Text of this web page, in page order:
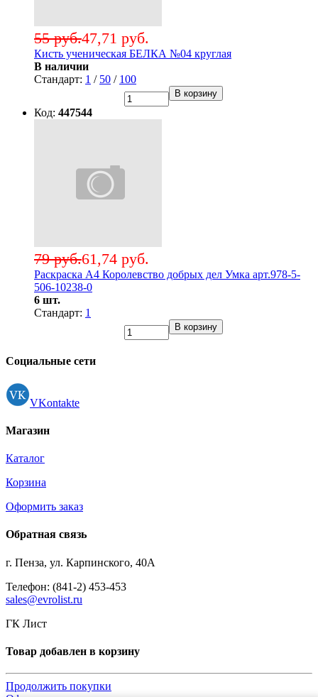
47,71 руб.
55 руб.
Кисть ученическая БЕЛКА №04 круглая
В наличии
Стандарт: 1 / 50 / 100
В корзину
Код: 447544
61,74 руб.
79 руб.
Раскраска А4 Королевство добрых дел Умка арт.978-5-
506-10238-0
6 шт.
Стандарт: 1
В корзину
Социальные сети
VKontakte
Магазин
Каталог
Корзина
Оформить заказ
Обратная связь
г. Пенза, ул. Карпинского, 40А
Телефон: (841-2) 453-453
sales@evrolist.ru
ГК Лист
Товар добавлен в корзину
Продолжить покупки